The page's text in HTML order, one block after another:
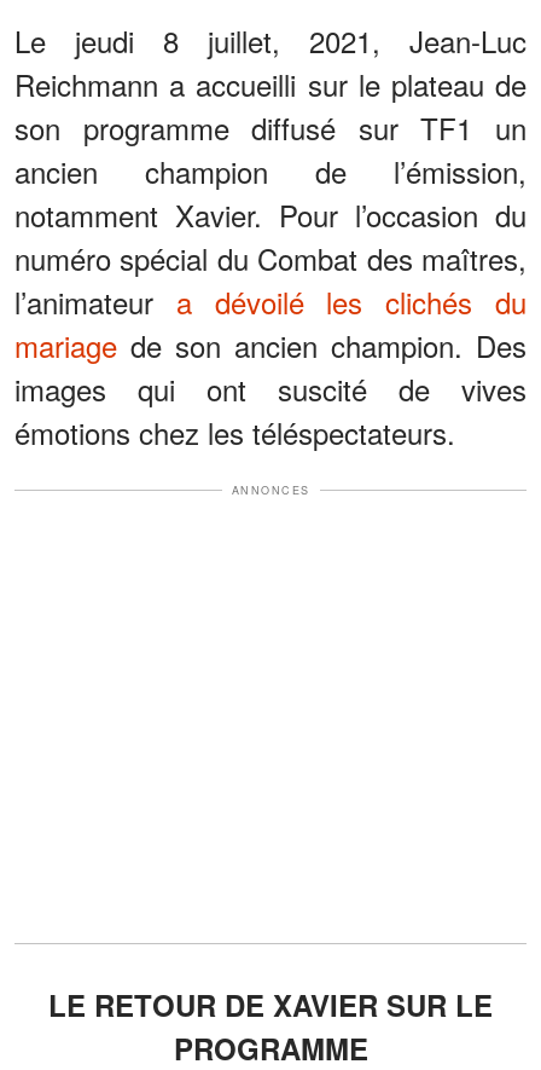
Le jeudi 8 juillet, 2021, Jean-Luc
Reichmann a accueilli sur le plateau de
son programme diffusé sur TF1 un
ancien champion de l’émission,
notamment Xavier. Pour l’occasion du
numéro spécial du Combat des maîtres,
l’animateur a dévoilé les clichés du
mariage de son ancien champion. Des
images qui ont suscité de vives
émotions chez les téléspectateurs.
ANNONCES
LE RETOUR DE XAVIER SUR LE
PROGRAMME